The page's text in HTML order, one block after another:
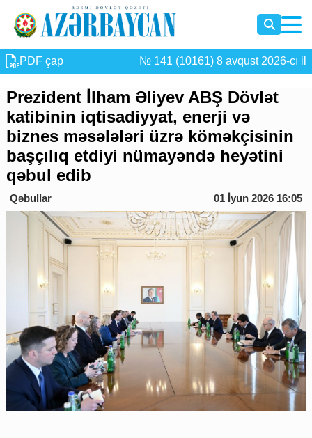
PDF çap № 141 (10161) 8 avqust 2026-cı il
Prezident İlham Əliyev ABŞ Dövlət
katibinin iqtisadiyyat, enerji və
biznes məsələləri üzrə köməkçisinin
başçılıq etdiyi nümayəndə heyətini
qəbul edib
Qəbullar 01 İyun 2026 16:05